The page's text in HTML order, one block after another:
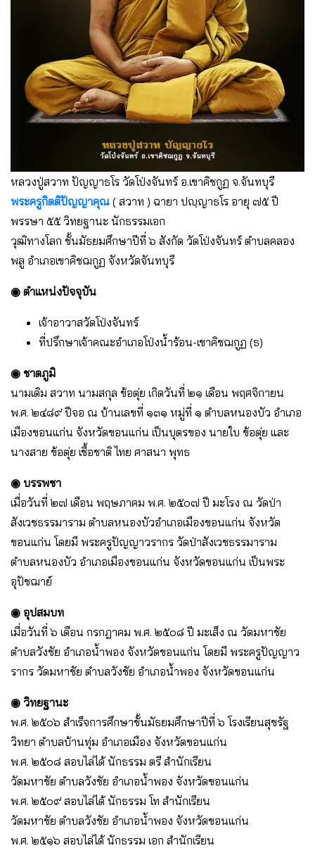
หลวงปู่สวาท ปัญญาธโร วัดโป่งจันทร์ อ.เขาคิชกูฏ จ.จันทบุรี
พระครูกิตติปัญญาคุณ ( สวาท ) ฉายา ปญฺญาธโร อายุ ๗๕ ปี
พรรษา ๕๕ วิทยฐานะ นักธรรมเอก
วุฒิทางโลก ชั้นมัธยมศึกษาปีที่ ๖ สังกัด วัดโป่งจันทร์ ตำบลคลอง
พลู อำเภอเขาคิชฌกูฏ จังหวัดจันทบุรี
◉ ตำแหน่งปัจจุบัน
เจ้าอาวาสวัดโป่งจันทร์
ที่ปรึกษาเจ้าคณะอำเภอโป่งน้ำร้อน-เขาคิชฌกูฏ (ธ)
◉ ชาตภูมิ
นามเดิม สวาท นามสกุล ข้อตุ่ย เกิดวันที่ ๒๑ เดือน พฤศจิกายน
พ.ศ. ๒๔๘๙ ปีจอ ณ บ้านเลขที่ ๑๓๑ หมู่ที่ ๑ ตำบลหนองบัว อำเภอ
เมืองขอนแก่น จังหวัดขอนแก่น เป็นบุตรของ นายใบ ข้อตุ่ย และ
นางสาย ข้อตุ่ย เชื้อชาติ ไทย ศาสนา พุทธ
◉ บรรพชา
เมื่อวันที่ ๒๗ เดือน พฤษภาคม พ.ศ. ๒๕๐๗ ปี มะโรง ณ วัดป่า
สังเวชธรรมาราม ตำบลหนองบัวอำเภอเมืองขอนแก่น จังหวัด
ขอนแก่น โดยมี พระครูปัญญาวรากร วัดป่าสังเวชธรรมาราม
ตำบลหนองบัว อำเภอเมืองขอนแก่น จังหวัดขอนแก่น เป็นพระ
อุปัชฌาย์
◉ อุปสมบท
เมื่อวันที่ ๖ เดือน กรกฎาคม พ.ศ. ๒๕๐๘ ปี มะเส็ง ณ วัดมหาชัย
ตำบลวังชัย อำเภอน้ำพอง จังหวัดขอนแก่น โดยมี พระครูปัญญาว
รากร วัดมหาชัย ตำบลวังชัย อำเภอน้ำพอง จังหวัดขอนแก่น
◉ วิทยฐานะ
พ.ศ. ๒๕๐๖ สำเร็จการศึกษาชั้นมัธยมศึกษาปีที่ ๖ โรงเรียนสุขรัฐ
วิทยา ตำบลบ้านทุ่ม อำเภอเมือง จังหวัดขอนแก่น
พ.ศ. ๒๕๐๘ สอบไล่ได้ นักธรรม ตรี สำนักเรียน
วัดมหาชัย ตำบลวังชัย อำเภอน้ำพอง จังหวัดขอนแก่น
พ.ศ. ๒๕๐๙ สอบไล่ได้ นักธรรม โท สำนักเรียน
วัดมหาชัย ตำบลวังชัย อำเภอน้ำพอง จังหวัดขอนแก่น
พ.ศ. ๒๕๑๖ สอบไล่ได้ นักธรรม เอก สำนักเรียน